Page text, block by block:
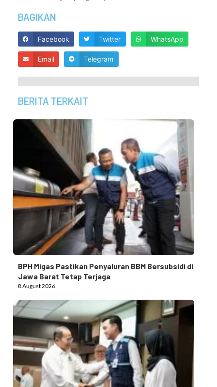
BAGIKAN
Facebook Twitter WhatsApp
Email Telegram
BERITA TERKAIT
BPH Migas Pastikan Penyaluran BBM Bersubsidi di
Jawa Barat Tetap Terjaga
8 August 2026